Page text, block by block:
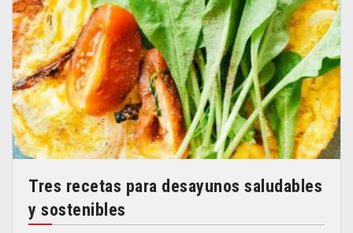
Tres recetas para desayunos saludables
y sostenibles